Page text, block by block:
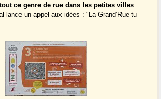
ce genre de rue dans les petites villes...
lance un appel aux idées : "La Grand’Rue tu